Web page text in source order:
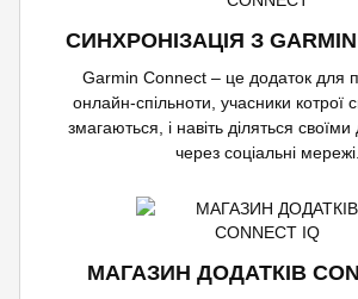
СИНХРОНІЗАЦІЯ З GARMIN
Garmin Connect – це додаток для
онлайн-спільноти, учасники котрої
змагаються, і навіть діляться
через соціальні мережі.
МАГАЗИН ДОДАТКІВ